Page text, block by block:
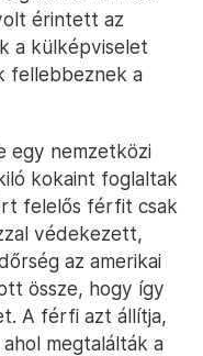
érintett az
a külképviselet
fellebbeznek a
egy nemzetközi
kokaint foglaltak
felelős férfit csak
védekezett,
az amerikai
össze, hogy így
A férfi azt állítja,
megtalálták a